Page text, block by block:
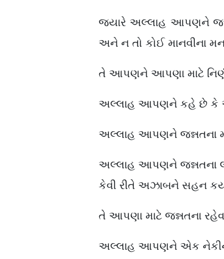
જ્યારે અલ્લાહ આપણને
અને ન તો કોઈ માનવીના
તે આપણને આપણા માટે
અલ્લાહ આપણને કહે છે કે આ
અલ્લાહ આપણને જન્નતના
અલ્લાહ આપણને જન્નતના
કેવી રીતે અઝાબને સહન
તે આપણા માટે જન્નતના
અલ્લાહ આપણને એક નેકીનો